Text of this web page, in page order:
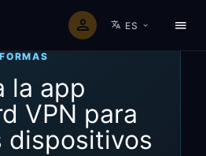
ES
la app
VPN para
dispositivos